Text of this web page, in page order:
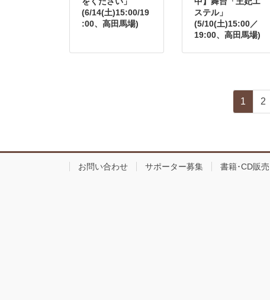
(6/14(土)15:00/19
:00、高田馬場)
ステル」
(5/10(土)15:00／
19:00、高田馬場)
ペ
ー
ペ
ー
1
ペ
ー
2
お問い合わせ サポーター募集 書籍･CD販売